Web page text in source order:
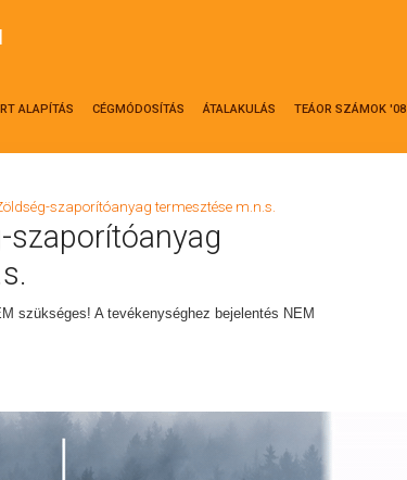
RT ALAPÍTÁS CÉGMÓDOSÍTÁS ÁTALAKULÁS TEÁOR SZÁMOK '08
szaporítóanyag termesztése m.n.s.
szaporítóanyag
szükséges! A tevékenységhez bejelentés NEM